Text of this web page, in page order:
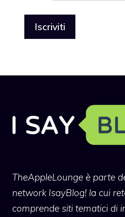
TheAppleLounge è parte
network IsayBlog! la cui
comprende siti tematici di